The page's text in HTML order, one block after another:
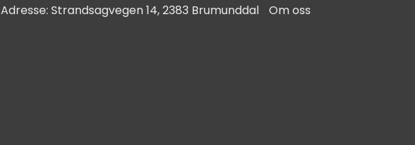
Adresse: Strandsagvegen 14, 2383 Brumunddal Om oss